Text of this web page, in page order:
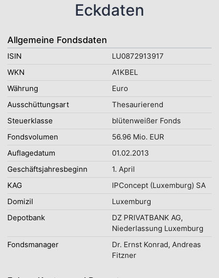
Eckdaten
Allgemeine Fondsdaten
ISIN
LU0872913917
WKN
A1KBEL
Währung
Euro
Ausschüttungsart
Thesaurierend
Steuerklasse
blütenweißer Fonds
Fondsvolumen
56.96 Mio. EUR
Auflagedatum
01.02.2013
Geschäftsjahresbeginn
1. April
KAG
IPConcept (Luxemburg) SA
Domizil
Luxemburg
Depotbank
DZ PRIVATBANK AG,
Niederlassung Luxemburg
Fondsmanager
Dr. Ernst Konrad, Andreas
Fitzner